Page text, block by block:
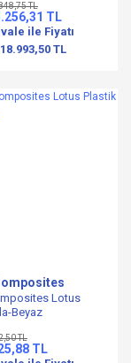
TL
TL
ile Fiyatı
TL
Lotus
Beyaz
TL
TL